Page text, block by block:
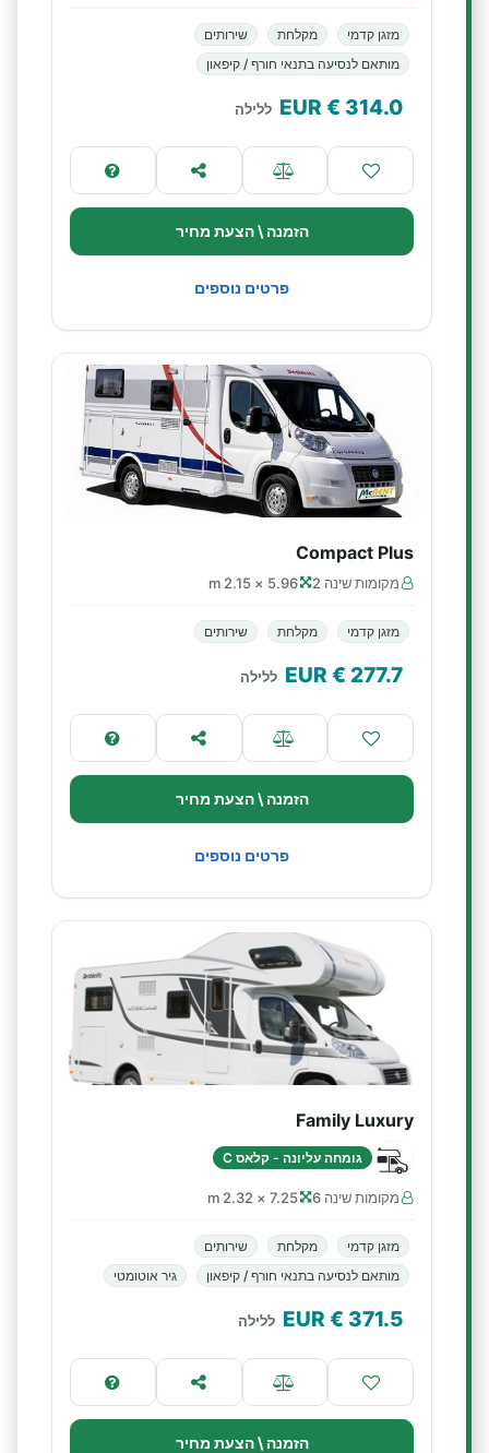
מזגן קדמי מקלחת
שירותים
מותאם לנסיעה בתנאי חורף / קיפאון
314.0
€ EUR ללילה
הזמנה \ הצעת מחיר
פרטים נוספים
Compact Plus
מקומות שינה 2 5.96 × 2.15 m
מזגן קדמי מקלחת שירותים
277.7
€ EUR ללילה
הזמנה \ הצעת מחיר
פרטים נוספים
Family Luxury
גומחה עליונה - קלאס C
מקומות שינה 6 7.25 × 2.32 m
מזגן קדמי מקלחת
שירותים
מותאם לנסיעה בתנאי חורף / קיפאון
גיר אוטומטי
371.5
€ EUR ללילה
הזמנה \ הצעת מחיר